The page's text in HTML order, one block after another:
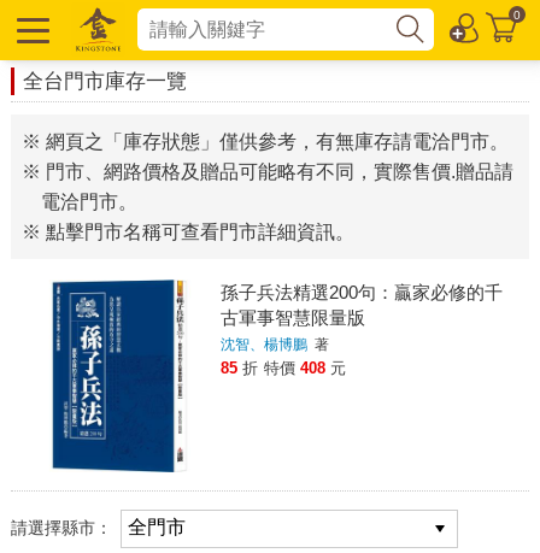
0
全台門市庫存一覽
※ 網頁之「庫存狀態」僅供參考，有無庫存請電洽門市。
※ 門市、網路價格及贈品可能略有不同，實際售價.贈品請
電洽門市。
※ 點擊門市名稱可查看門市詳細資訊。
孫子兵法精選200句：贏家必修的千
古軍事智慧限量版
沈智、楊博鵬 著
85 折 特價 408 元
請選擇縣市：